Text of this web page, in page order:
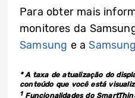
Para obter mais
monitores da
Samsung e a
* A taxa de atualização do
conteúdo que você está
1Funcionalidades do